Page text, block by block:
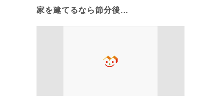
家を建てるなら節分後…